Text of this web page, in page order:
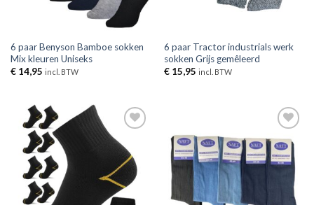
6 paar Benyson Bamboe sokken
Mix kleuren Uniseks
€14,95 incl. BTW
6 paar Tractor industrials werk
sokken Grijs gemêleerd
€15,95 incl. BTW
Toevoegen
aan
verlanglijst
Toevoegen
aan
verlanglijst